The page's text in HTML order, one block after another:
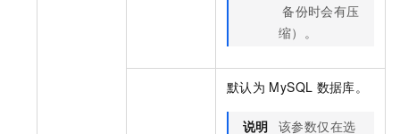
备份时会有压
缩）。
默认为 MySQL 数据库。
说明 该参数仅在选